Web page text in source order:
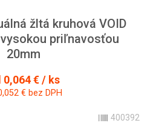
žltá kruhová VOID
priľnavosťou
20mm
0,064 € / ks
€ bez DPH
400392